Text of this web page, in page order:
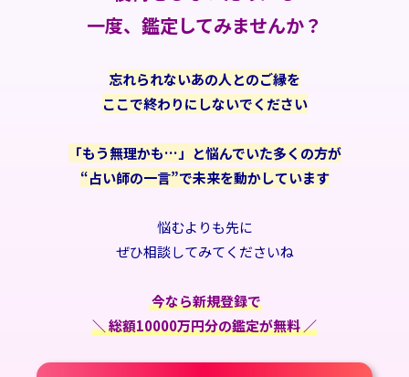
一度、鑑定してみませんか？
忘れられないあの人とのご縁を
ここで終わりにしないでください
「もう無理かも…」と悩んでいた多くの方が
“占い師の一言”で未来を動かしています
悩むよりも先に
ぜひ相談してみてくださいね
今なら新規登録で
＼ 総額10000万円分の鑑定が無料 ／